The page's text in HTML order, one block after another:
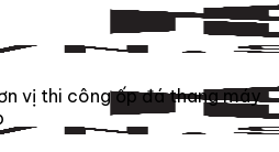
vị thi công ốp đá thang máy